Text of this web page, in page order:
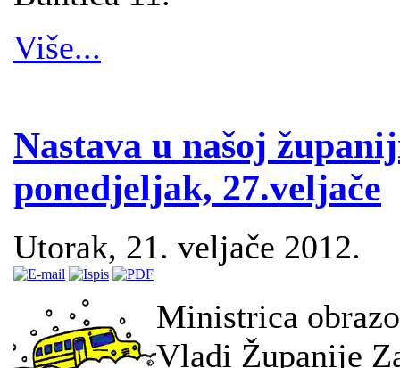
Više...
Nastava u našoj
ponedjeljak, 27.veljače
Utorak, 21. veljače 2012.
Ministrica
Vladi Županije